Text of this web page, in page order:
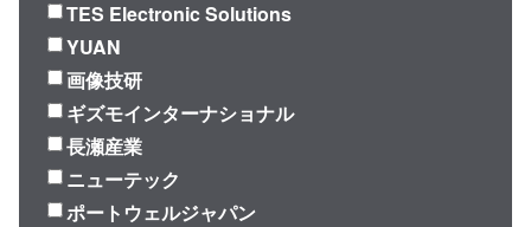
TES Electronic Solutions
YUAN
画像技研
ギズモインターナショナル
長瀬産業
ニューテック
ポートウェルジャパン